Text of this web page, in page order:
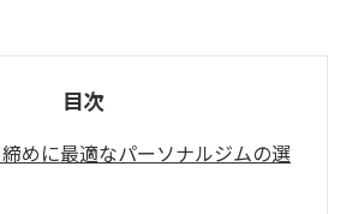
目次
めに最適なパーソナルジムの選